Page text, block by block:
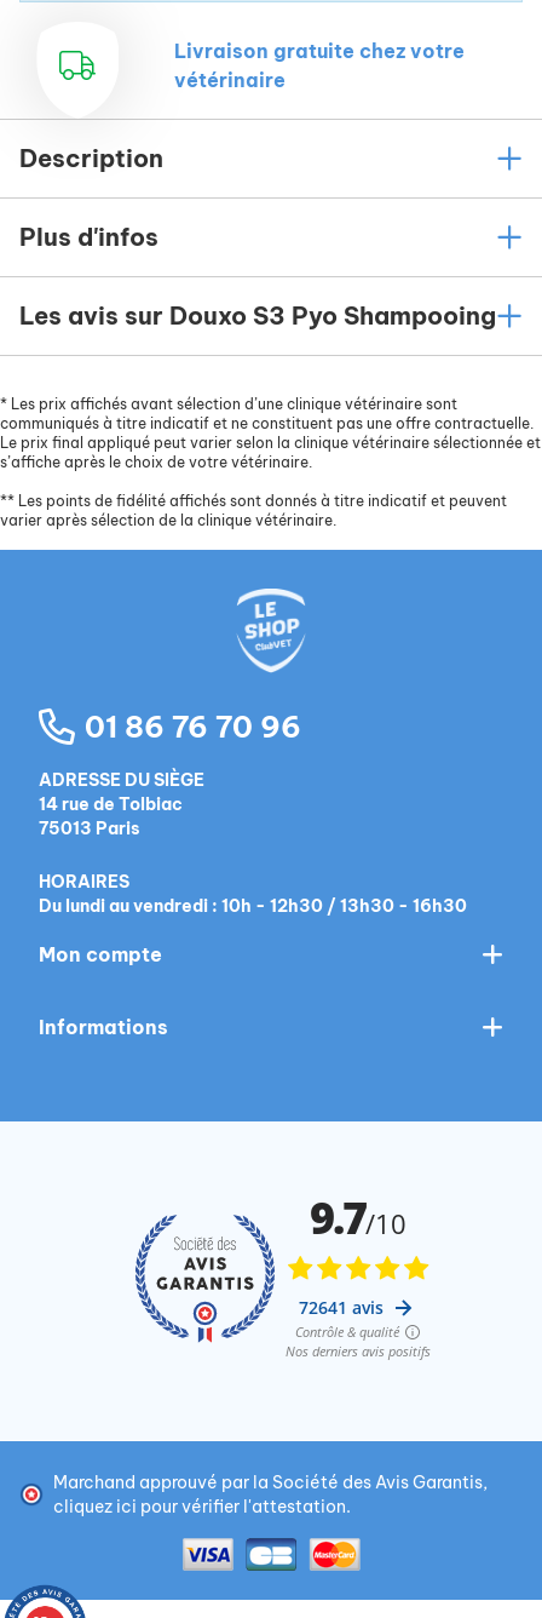
Livraison gratuite chez votre
vétérinaire
Description
Plus d'infos
Les avis sur Douxo S3 Pyo Shampooing
* Les prix affichés avant sélection d’une clinique vétérinaire sont
communiqués à titre indicatif et ne constituent pas une offre contractuelle.
Le prix final appliqué peut varier selon la clinique vétérinaire sélectionnée et
s’affiche après le choix de votre vétérinaire.
** Les points de fidélité affichés sont donnés à titre indicatif et peuvent
varier après sélection de la clinique vétérinaire.
01 86 76 70 96
ADRESSE DU SIÈGE
14 rue de Tolbiac
75013 Paris
HORAIRES
Du lundi au vendredi : 10h - 12h30 / 13h30 - 16h30
Mon compte
Informations
Marchand approuvé par la Société des Avis Garantis,
cliquez ici pour vérifier l'attestation.